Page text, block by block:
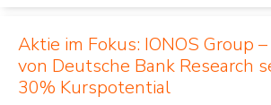
Aktie im Fokus: IONOS Group
von Deutsche Bank Research
30% Kurspotential